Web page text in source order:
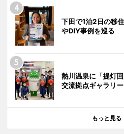
下田で1泊2日の移
やDIY事例を巡る
熱川温泉に「提灯
交流拠点ギャラリ
もっと見る